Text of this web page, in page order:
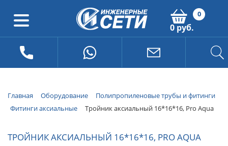
0
0 руб.
Главная Оборудование
Полипропиленовые трубы и фитинги
Фитинги аксиальные
Тройник аксиальный 16*16*16, Pro Aqua
ТРОЙНИК АКСИАЛЬНЫЙ 16*16*16, PRO AQUA